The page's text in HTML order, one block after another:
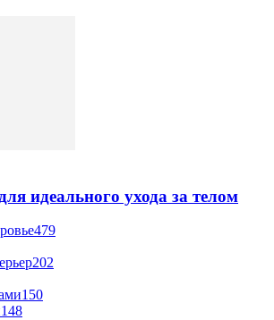
идеального ухода за телом
479
202
150
148